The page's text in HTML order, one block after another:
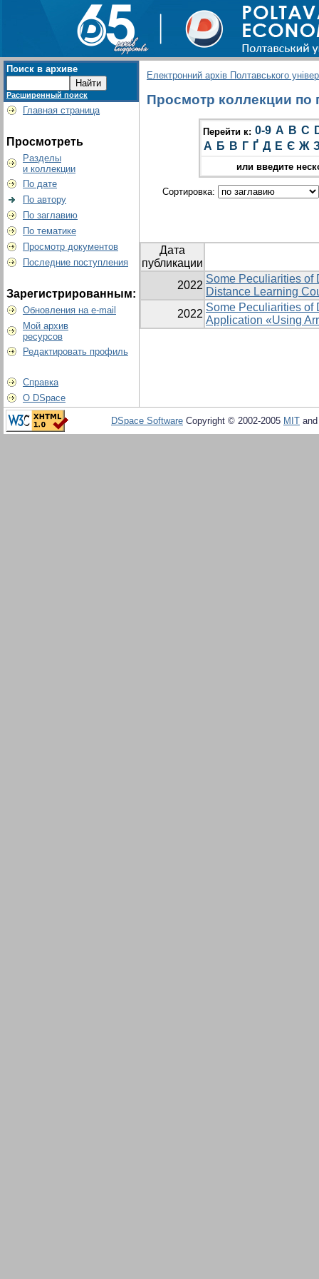
Поиск в архиве
Расширенный поиск
Главная страница
Просмотреть
Разделы
и коллекции
По дате
По автору
По заглавию
По тематике
Просмотр документов
Последние поступления
Зарегистрированным:
Обновления на e-mail
Мой архив
ресурсов
Редактировать профиль
Справка
О DSpace
Електронний архів Полтавського
Просмотр коллекции по
Перейти к: 0-9 A B C
А Б В Г Ґ Д Е Є Ж
или введите
Сортировка:
Дата
публикации
2022
Some Peculiarities of
Distance Learning
2022
Some Peculiarities of
Application «Using
DSpace Software Copyright © 2002-2005 MIT